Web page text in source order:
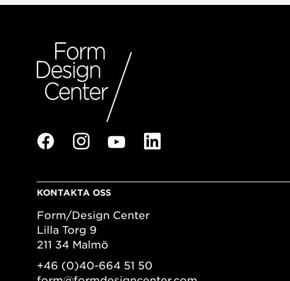
KONTAKTA OSS
Form/Design Center
Lilla Torg 9
211 34 Malmö
+46 (0)40-664 51 50